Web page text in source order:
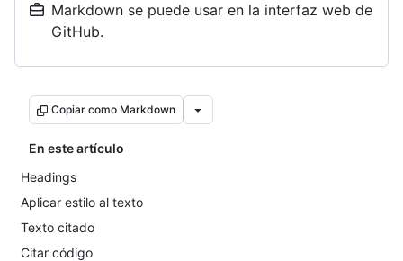
Markdown se puede usar en la interfaz web de
GitHub.
Copiar como Markdown
En este artículo
Headings
Aplicar estilo al texto
Texto citado
Citar código